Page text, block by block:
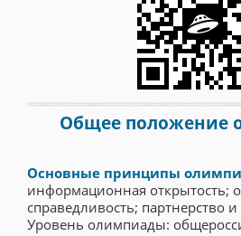
Общее положение
Основные принципы
информационная открытость;
справедливость; партнерство
Уровень олимпиады: